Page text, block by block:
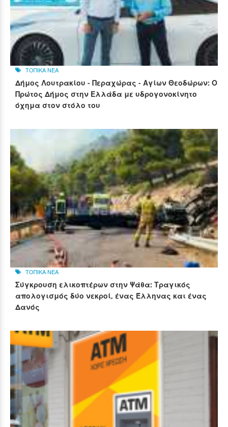
ΤΟΠΙΚΑ ΝΕΑ
Δήμος Λουτρακίου - Περαχώρας - Αγίων Θεοδώρων: Ο
Πρώτος Δήμος στην Ελλάδα με υδρογονοκίνητο
όχημα στον στόλο του
ΤΟΠΙΚΑ ΝΕΑ
Σύγκρουση ελικοπτέρων στην Ψάθα: Τραγικός
απολογισμός δύο νεκροί, ένας Έλληνας και ένας
Δανός